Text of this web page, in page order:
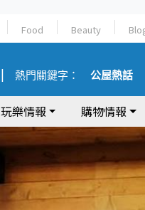
Food Beauty
熱門關鍵字： 公屋熱話
玩樂情報 購物情報